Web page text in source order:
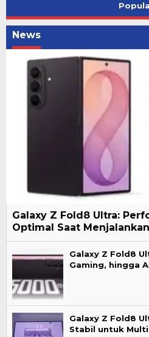
News
Galaxy Z Fold8 Ultra:
Optimal Saat
Galaxy Z Fold8
Gaming, hingga
Galaxy Z Fold8
Stabil untuk